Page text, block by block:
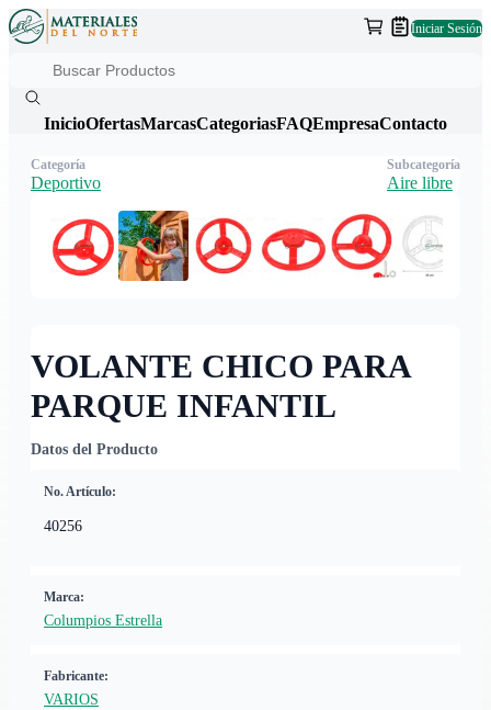
Iniciar Sesión
InicioOfertasMarcasCategoriasFAQEmpresaContacto
VOLANTE CHICO PARA
PARQUE INFANTIL
Datos del Producto
No. Artículo:
40256
Marca:
Columpios Estrella
Fabricante:
VARIOS
Categoría
Deportivo
Subcategoría
Aire libre